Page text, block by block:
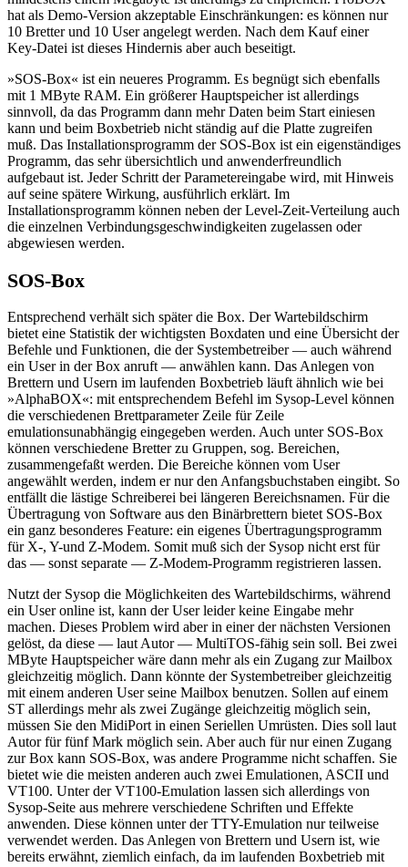
hat als Demo-Version akzeptable Einschränkungen: es können nur
10 Bretter und 10 User angelegt werden. Nach dem Kauf einer
Key-Datei ist dieses Hindernis aber auch beseitigt.
»SOS-Box« ist ein neueres Programm. Es begnügt sich ebenfalls
mit 1 MByte RAM. Ein größerer Hauptspeicher ist allerdings
sinnvoll, da das Programm dann mehr Daten beim Start einiesen
kann und beim Boxbetrieb nicht ständig auf die Platte zugreifen
muß. Das Installationsprogramm der SOS-Box ist ein eigenständiges
Programm, das sehr übersichtlich und anwenderfreundlich
aufgebaut ist. Jeder Schritt der Parametereingabe wird, mit Hinweis
auf seine spätere Wirkung, ausführlich erklärt. Im
Installationsprogramm können neben der Level-Zeit-Verteilung auch
die einzelnen Verbindungsgeschwindigkeiten zugelassen oder
abgewiesen werden.
SOS-Box
Entsprechend verhält sich später die Box. Der Wartebildschirm
bietet eine Statistik der wichtigsten Boxdaten und eine Übersicht der
Befehle und Funktionen, die der Systembetreiber — auch während
ein User in der Box anruft — anwählen kann. Das Anlegen von
Brettern und Usern im laufenden Boxbetrieb läuft ähnlich wie bei
»AlphaBOX«: mit entsprechendem Befehl im Sysop-Level können
die verschiedenen Brettparameter Zeile für Zeile
emulationsunabhängig eingegeben werden. Auch unter SOS-Box
können verschiedene Bretter zu Gruppen, sog. Bereichen,
zusammengefaßt werden. Die Bereiche können vom User
angewählt werden, indem er nur den Anfangsbuchstaben eingibt. So
entfällt die lästige Schreiberei bei längeren Bereichsnamen. Für die
Übertragung von Software aus den Binärbrettern bietet SOS-Box
ein ganz besonderes Feature: ein eigenes Übertragungsprogramm
für X-, Y-und Z-Modem. Somit muß sich der Sysop nicht erst für
das — sonst separate — Z-Modem-Programm registrieren lassen.
Nutzt der Sysop die Möglichkeiten des Wartebildschirms, während
ein User online ist, kann der User leider keine Eingabe mehr
machen. Dieses Problem wird aber in einer der nächsten Versionen
gelöst, da diese — laut Autor — MultiTOS-fähig sein soll. Bei zwei
MByte Hauptspeicher wäre dann mehr als ein Zugang zur Mailbox
gleichzeitig möglich. Dann könnte der Systembetreiber gleichzeitig
mit einem anderen User seine Mailbox benutzen. Sollen auf einem
ST allerdings mehr als zwei Zugänge gleichzeitig möglich sein,
müssen Sie den MidiPort in einen Seriellen Umrüsten. Dies soll laut
Autor für fünf Mark möglich sein. Aber auch für nur einen Zugang
zur Box kann SOS-Box, was andere Programme nicht schaffen. Sie
bietet wie die meisten anderen auch zwei Emulationen, ASCII und
VT100. Unter der VT100-Emulation lassen sich allerdings von
Sysop-Seite aus mehrere verschiedene Schriften und Effekte
anwenden. Diese können unter der TTY-Emulation nur teilweise
verwendet werden. Das Anlegen von Brettern und Usern ist, wie
bereits erwähnt, ziemlich einfach, da im laufenden Boxbetrieb mit